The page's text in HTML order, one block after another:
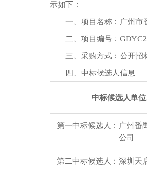
示如下：
一、 项目名称： 广州市
二、项目编号：
三、采购方式：公开招
四、中标候选人信息
中标候选人单
第一中标候选人 ： 广州番
公司
第二中标候选人 ： 深圳天